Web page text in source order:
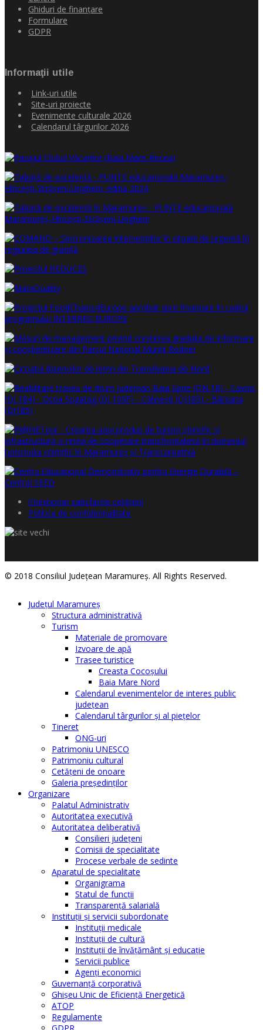
Ghiduri de finanţare
Formulare
GDPR
Informaţii utile
Link-uri utile
Site-uri proiecte
Evenimente culturale 2026
Calendarul târgurilor 2026
Chestionar satisfacţie cetăţeni
Politica de confidențialitate
© 2018 Consiliul Judeţean Maramureş. All Rights Reserved.
Judeţul Maramureş
Structura administrativă
Turism
Materiale de promovare
Izvoare de apă
Trasee turistice
Creasta Cocoșului
Baia Mare Nord
Calendarul evenimentelor de interes public
judeţean
Calendarul târgurilor şi al pieţelor
Tineret
ONG-uri
Patrimoniu UNESCO
Patrimoniu cultural
Cetăţeni de onoare
Galeria președinților
Organizare
Palatul Administrativ
Autoritatea executivă
Autoritatea deliberativă
Consilieri judeţeni
Comisii de specialitate
Procese verbale de sedinte
Aparatul de specialitate
Organigrama
Statul de funcții
Transparență salarială
Instituţii şi servicii subordonate
Instituţii medicale
Instituţii de cultură
Instituţii de învăţământ şi educaţie
Servicii publice
Agenţi economici
Guvernanță corporativă
Ghişeu Unic de Eficienţă Energetică
ATOP
Regulamente